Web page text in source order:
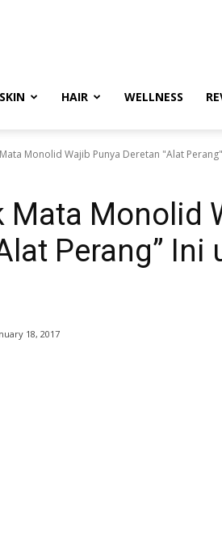
SKIN HAIR WELLNESS
Monolid Wajib Punya Deretan "Alat
Mata Monolid
Perang”
18, 2017